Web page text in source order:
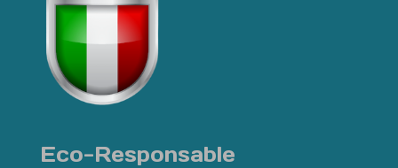
Eco-Responsable